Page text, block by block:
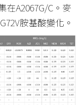
在A2067G/C。麥
胺基酸變化。